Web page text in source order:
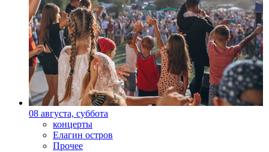
08 августа, суббота
концерты
Елагин остров
Прочее